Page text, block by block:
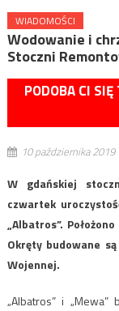
WIADOMOŚCI
Wodowanie i
Stoczni
PODOBA CI
10 października 2019
W gdańskiej
czwartek
„Albatros”.
Okręty budowane
Wojennej.
„Albatros” i